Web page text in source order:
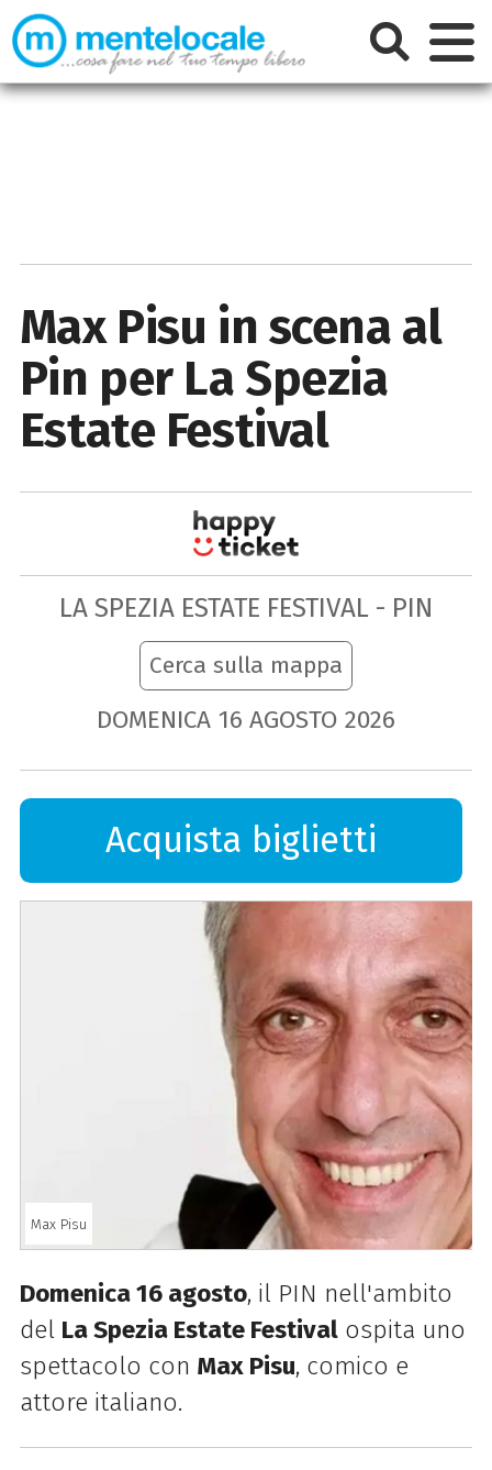
Max Pisu in scena al
Pin per La Spezia
Estate Festival
LA SPEZIA ESTATE FESTIVAL - PIN
Cerca sulla mappa
DOMENICA 16 AGOSTO 2026
Acquista biglietti
Max Pisu
Domenica 16 agosto, il PIN nell'ambito
del La Spezia Estate Festivalospita uno
spettacolo con Max Pisu, comico e
attore italiano.